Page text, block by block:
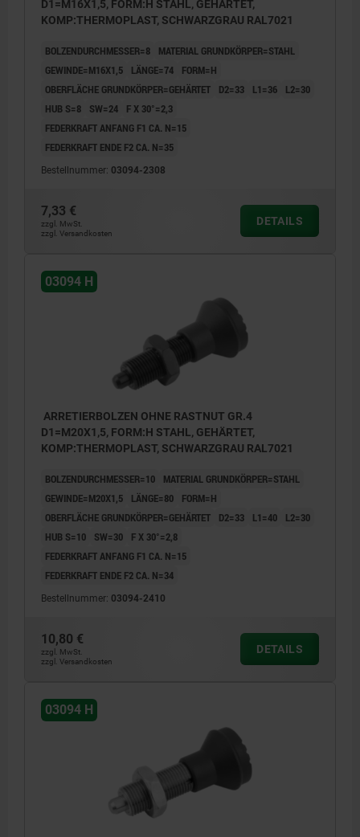
D1=M16X1,5, FORM:H STAHL, GEHÄRTET,
KOMP:THERMOPLAST, SCHWARZGRAU RAL7021
BOLZENDURCHMESSER=8
MATERIAL GRUNDKÖRPER=STAHL
GEWINDE=M16X1,5
LÄNGE=74
FORM=H
OBERFLÄCHE GRUNDKÖRPER=GEHÄRTET
D2=33 L1=36
L2=30
HUB S=8
SW=24
F X 30°=2,3
FEDERKRAFT ANFANG F1 CA. N=15
FEDERKRAFT ENDE F2 CA. N=35
Bestellnummer: 03094-2308
7,33 €
zzgl. MwSt.
zzgl. Versandkosten
DETAILS
03094 H
ARRETIERBOLZEN OHNE RASTNUT GR.4
D1=M20X1,5, FORM:H STAHL, GEHÄRTET,
KOMP:THERMOPLAST, SCHWARZGRAU RAL7021
BOLZENDURCHMESSER=10
MATERIAL GRUNDKÖRPER=STAHL
GEWINDE=M20X1,5
LÄNGE=80
FORM=H
OBERFLÄCHE GRUNDKÖRPER=GEHÄRTET
D2=33 L1=40
L2=30
HUB S=10
SW=30
F X 30°=2,8
FEDERKRAFT ANFANG F1 CA. N=15
FEDERKRAFT ENDE F2 CA. N=34
Bestellnummer: 03094-2410
10,80 €
zzgl. MwSt.
zzgl. Versandkosten
DETAILS
03094 H